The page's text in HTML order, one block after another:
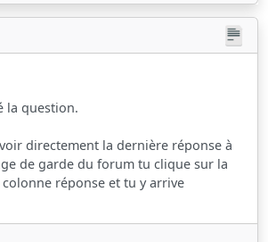
la question.
directement la dernière réponse à
de garde du forum tu clique sur la
réponse et tu y arrive